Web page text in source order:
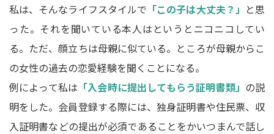
私は、そんなライフスタイルで 「この子は大丈夫？」 と思
った。それを聞いている本人はというとニコニコしてい
る。ただ、顔立ちは母親に似ている。ところが母親からこ
の女性の過去の恋愛経験を聞くことになる。
例によって私は 「入会時に提出してもらう証明書類」 の説
明をした。会員登録する際には、独身証明書や住民票、収
入証明書などの提出が必須であることをかいつまんで話し